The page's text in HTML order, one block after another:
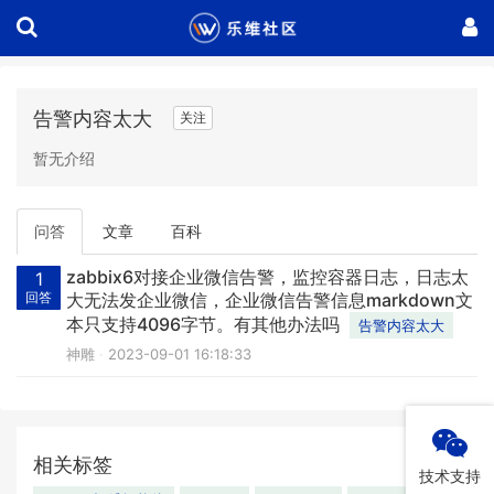
技术支持
告警内容太大 关注
暂无介绍
问答 文章 百科
1
回答
zabbix6对接企业微信告警，监控容器日志，日志太
大无法发企业微信，企业微信告警信息markdown文
本只支持4096字节。有其他办法吗
告警内容太大
神雕
2023-09-01 16:18:33
相关标签